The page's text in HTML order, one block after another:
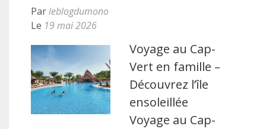
Parleblogdumono
Le 19 mai 2026
Voyage au Cap-
Vert en famille –
Découvrez l’île
ensoleillée
Voyage au Cap-